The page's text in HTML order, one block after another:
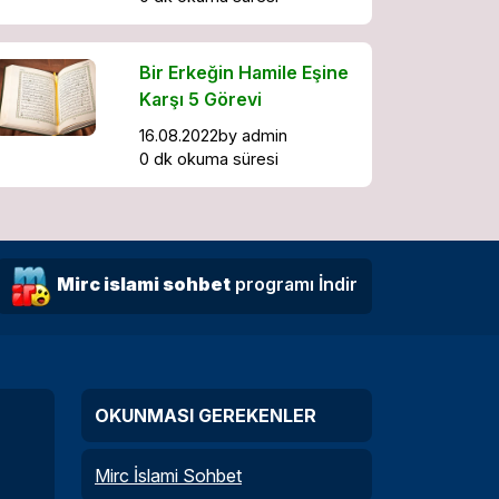
Bir Erkeğin Hamile Eşine
Karşı 5 Görevi
16.08.2022by admin
0 dk okuma süresi
Mirc islami sohbet programı İndir
OKUNMASI GEREKENLER
Mirc İslami Sohbet